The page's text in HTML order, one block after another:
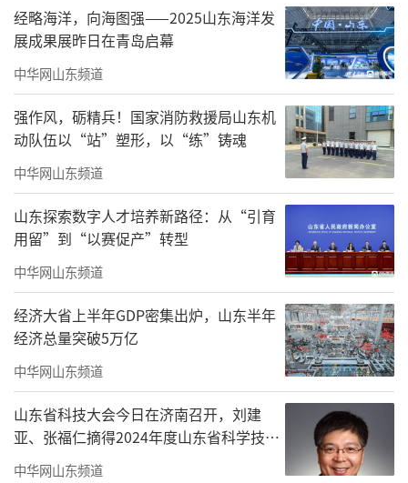
珠海市美术家协会第五届主席刘文伟作《珠海市美术家协会第五届
理事会工作报告》
会议听取并审议通过了《珠海市美术家协
会第五届理事会工作报告》《珠海市美术家协
会章程（草案）》《珠海市美术家协会第六次
会员代表大会选举办法（草案）》等文件，依
法依规完成选举工作。
经略海洋，向海图强——2025山东海洋发
展成果展昨日在青岛启幕
中华网山东频道
强作风，砺精兵！国家消防救援局山东机
动队伍以“站”塑形，以“练”铸魂
中华网山东频道
山东探索数字人才培养新路径：从“引育
用留”到“以赛促产”转型
中华网山东频道
经济大省上半年GDP密集出炉，山东半年
经济总量突破5万亿
中华网山东频道
山东省科技大会今日在济南召开，刘建
亚、张福仁摘得2024年度山东省科学技术
奖最高奖！
中华网山东频道